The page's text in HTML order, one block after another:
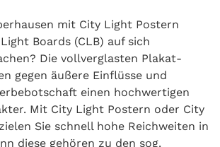
mit City Light Postern
Boards (CLB) auf sich
Die vollverglasten Plakat-
gegen äußere Einflüsse und
einen hochwertigen
Mit City Light Postern oder City
Sie schnell hohe Reichweiten in
diese gehören zu den sog.